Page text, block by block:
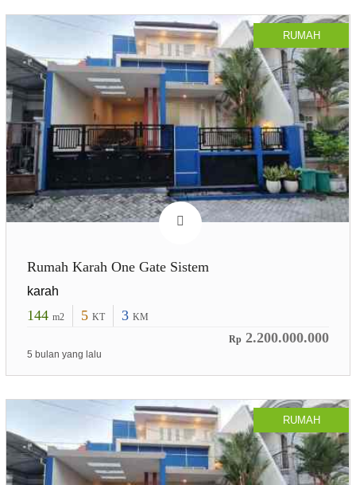
RUMAH
Rumah Karah One Gate Sistem
karah
144 m2 5 KT 3 KM
Rp 2.200.000.000
5 bulan yang lalu
RUMAH